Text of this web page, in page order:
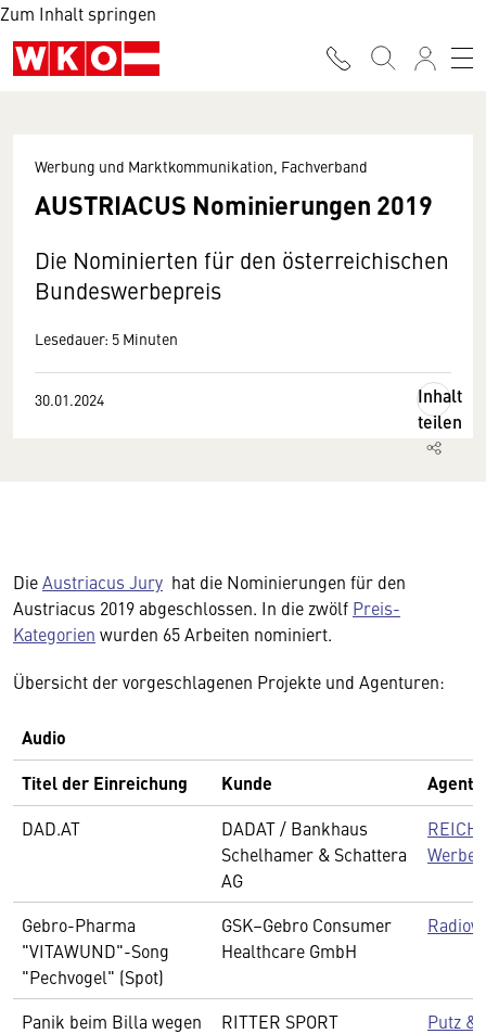
Zum Inhalt springen
Werbung und Marktkommunikation, Fachverband
AUSTRIACUS Nominierungen 2019
Die Nominierten für den österreichischen
Bundeswerbepreis
Lesedauer: 5 Minuten
30.01.2024
Inhalt
teilen
DieAustriacus Jury hat die Nominierungen für den
Austriacus 2019 abgeschlossen. In die zwölf Preis-
Kategorien wurden 65 Arbeiten nominiert.
Übersicht der vorgeschlagenen Projekte und Agenturen:
Audio
Titel der Einreichung
Kunde
DAD.AT
DADAT / Bankhaus
Schelhamer & Schattera
AG
Gebro-Pharma
"VITAWUND"-Song
"Pechvogel" (Spot)
GSK–Gebro Consumer
Healthcare GmbH
Panik beim Billa wegen
RITTER SPORT
Putz &